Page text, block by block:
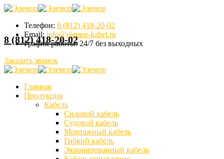
Телефон: 8 (812) 418-20-02
Email: info@elemor-kabel.ru
График работы: 24/7 без выходных
Заказать звонок
8 (812) 418-20-02
Главная
Продукция
Кабель
Силовой кабель
Судовой кабель
Монтажный кабель
Гибкий кабель
Экранированный кабель